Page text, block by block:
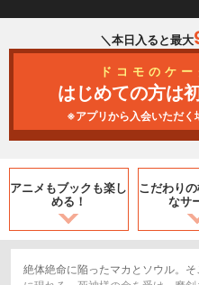
＼本日入ると最大
ドコモのケ
はじめての方は
※アプリから入会いただく
アニメもブックも楽し
める！
こだわり
なサ
絶体絶命に陥ったマカとソウル。